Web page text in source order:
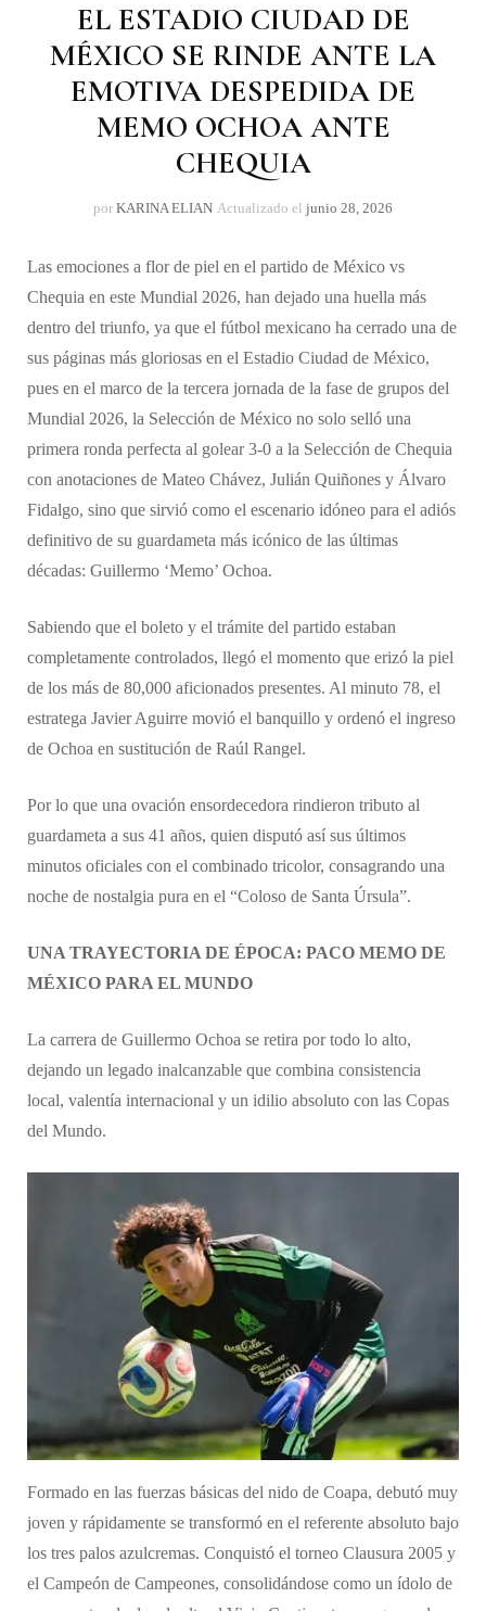
EL ESTADIO CIUDAD DE
MÉXICO SE RINDE ANTE LA
EMOTIVA DESPEDIDA DE
MEMO OCHOA ANTE
CHEQUIA
por KARINA ELIAN Actualizado el junio 28, 2026
Las emociones a flor de piel en el partido de México vs
Chequia en este Mundial 2026, han dejado una huella más
dentro del triunfo, ya que el fútbol mexicano ha cerrado una de
sus páginas más gloriosas en el Estadio Ciudad de México,
pues en el marco de la tercera jornada de la fase de grupos del
Mundial 2026, la Selección de México no solo selló una
primera ronda perfecta al golear 3-0 a la Selección de Chequia
con anotaciones de Mateo Chávez, Julián Quiñones y Álvaro
Fidalgo, sino que sirvió como el escenario idóneo para el adiós
definitivo de su guardameta más icónico de las últimas
décadas: Guillermo ‘Memo’ Ochoa.
Sabiendo que el boleto y el trámite del partido estaban
completamente controlados, llegó el momento que erizó la piel
de los más de 80,000 aficionados presentes. Al minuto 78, el
estratega Javier Aguirre movió el banquillo y ordenó el ingreso
de Ochoa en sustitución de Raúl Rangel.
Por lo que una ovación ensordecedora rindieron tributo al
guardameta a sus 41 años, quien disputó así sus últimos
minutos oficiales con el combinado tricolor, consagrando una
noche de nostalgia pura en el “Coloso de Santa Úrsula”.
UNA TRAYECTORIA DE ÉPOCA: PACO MEMO DE
MÉXICO PARA EL MUNDO
La carrera de Guillermo Ochoa se retira por todo lo alto,
dejando un legado inalcanzable que combina consistencia
local, valentía internacional y un idilio absoluto con las Copas
del Mundo.
Formado en las fuerzas básicas del nido de Coapa, debutó muy
joven y rápidamente se transformó en el referente absoluto bajo
los tres palos azulcremas. Conquistó el torneo Clausura 2005 y
el Campeón de Campeones, consolidándose como un ídolo de